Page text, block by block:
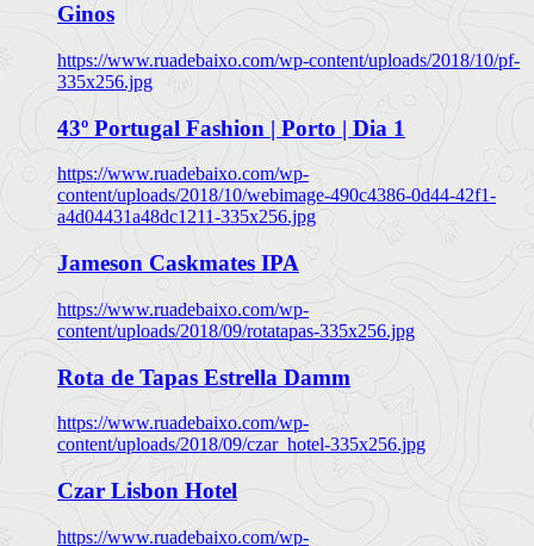
Ginos
https://www.ruadebaixo.com/wp-content/uploads/2018/10/pf-
335x256.jpg
43º Portugal Fashion | Porto | Dia 1
https://www.ruadebaixo.com/wp-
content/uploads/2018/10/webimage-490c4386-0d44-42f1-
a4d04431a48dc1211-335x256.jpg
Jameson Caskmates IPA
https://www.ruadebaixo.com/wp-
content/uploads/2018/09/rotatapas-335x256.jpg
Rota de Tapas Estrella Damm
https://www.ruadebaixo.com/wp-
content/uploads/2018/09/czar_hotel-335x256.jpg
Czar Lisbon Hotel
https://www.ruadebaixo.com/wp-